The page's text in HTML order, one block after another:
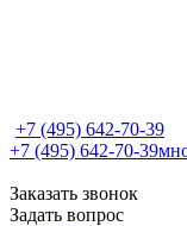
+7 (495) 642-70-39
+7 (495) 642-70-39
Заказать звонок
Задать вопрос